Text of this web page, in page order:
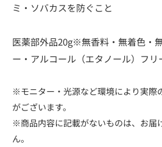
ミ・ソバカスを防ぐこと
医薬部外品20g※無香料・無着色・
ー・アルコール（エタノール）フリ
※モニター・光源など環境により実際
がございます。
※商品内容に記載がないものは、お届
ん。